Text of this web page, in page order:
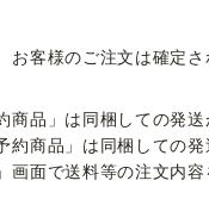
お客様のご注文は確定
商品」は同梱しての発送
約商品」は同梱しての
画面で送料等の注文内容